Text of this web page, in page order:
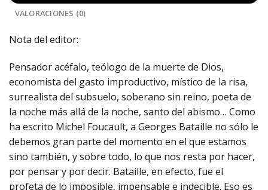
VALORACIONES (0)
Nota del editor:
Pensador acéfalo, teólogo de la muerte de Dios,
economista del gasto improductivo, místico de la risa,
surrealista del subsuelo, soberano sin reino, poeta de
la noche más allá de la noche, santo del abismo… Como
ha escrito Michel Foucault, a Georges Bataille no sólo le
debemos gran parte del momento en el que estamos
sino también, y sobre todo, lo que nos resta por hacer,
por pensar y por decir. Bataille, en efecto, fue el
profeta de lo imposible, impensable e indecible. Eso es